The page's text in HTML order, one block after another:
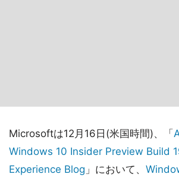
Microsoftは12月16日(米国時間)、「
Windows 10 Insider Preview Build
Experience Blog 」において、